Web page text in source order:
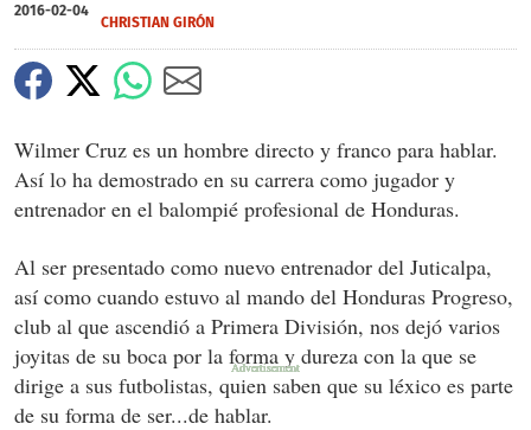
2016-02-04
CHRISTIAN GIRÓN
Wilmer Cruz es un hombre directo y franco para hablar.
Así lo ha demostrado en su carrera como jugador y
entrenador en el balompié profesional de Honduras.
Al ser presentado como nuevo entrenador del Juticalpa,
así como cuando estuvo al mando del Honduras Progreso,
club al que ascendió a Primera División, nos dejó varios
joyitas de su boca por la forma y dureza con la que se
dirige a sus futbolistas, quien saben que su léxico es parte
de su forma de ser...de hablar.